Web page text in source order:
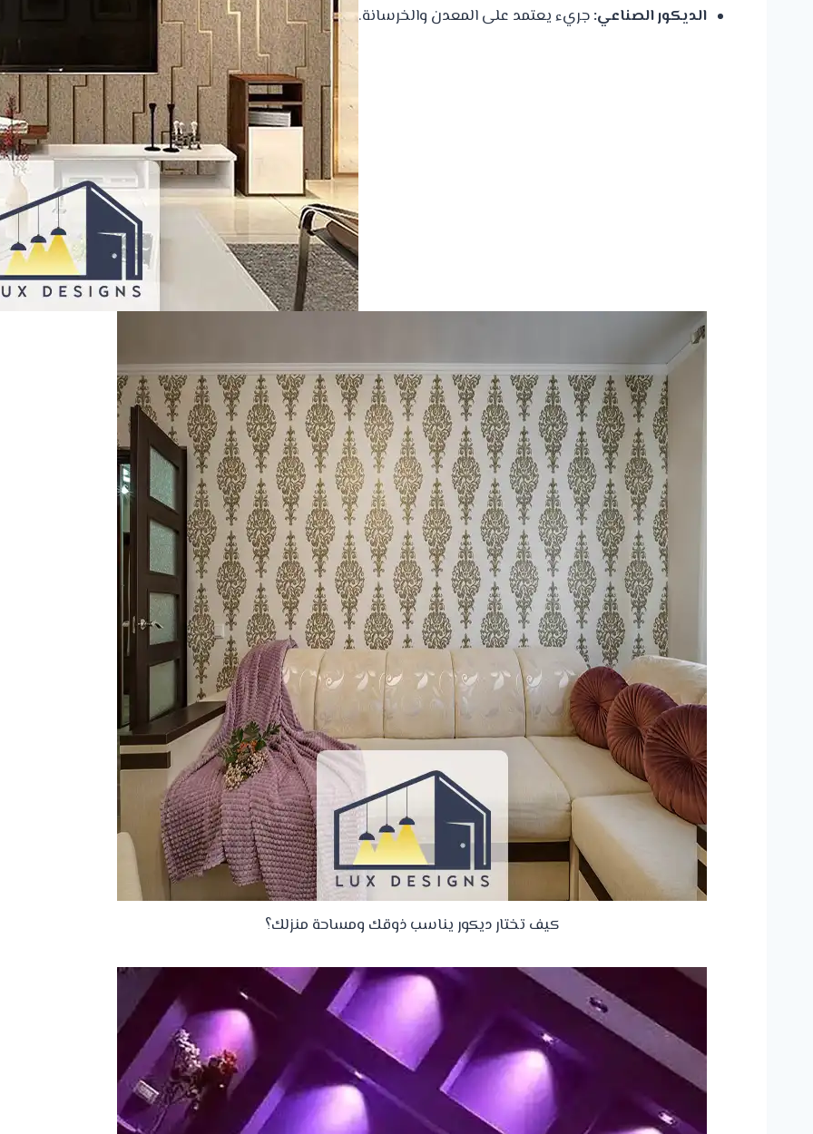
الديكور الصناعي:جريء يعتمد على المعدن والخرسانة.
كيف تختار ديكور يناسب ذوقك ومساحة منزلك؟